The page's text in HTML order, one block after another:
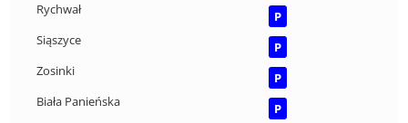
Rychwał
P
Siąszyce
P
Zosinki
P
Biała Panieńska
P